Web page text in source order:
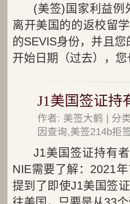
(美签)国家利益例
离开美国的的返校留
的SEVIS身份，并且
开始日期（过去），
J1美国签证持
作者: 美签大鹤 | 分
因查询,美签214b拒
J1美国签证持有
NIE需要了解：2021
提到了即使J1美国签